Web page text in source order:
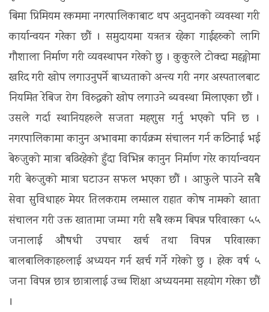
बिमा प्रिमियम रकममा नगरपालिकाबाट थप अनुदानको व्यवस्था गरी
कार्यान्वयन गरेका छौं । समुदायमा यत्रतत्र रहेका गाईहरुको लागि
गौशाला निर्माण गरी व्यवस्थापन गरेको छु । कुकुरले टोक्दा महङ्गोमा
खरिद गरी खोप लगाउनुपर्ने बाध्यताको अन्त्य गरी नगर अस्पतालबाट
नियमित रेबिज रोग विरुद्वको खोप लगाउने ब्यवस्था मिलाएका छौं ।
उसले गर्दा स्थानियहरुले सजता महशुस गर्नु भएको पनि छ ।
नगरपालिकामा कानुन अभावमा कार्यक्रम संचालन गर्न कठिनाई भई
बेरुजुको मात्रा बढिरहेको हुँदा विभिन्न कानुन निर्माण गरेर कार्यान्वयन
गरी बेरुजुको मात्रा घटाउन सफल भएका छौं । आफुले पाउने सबै
सेवा सुविधाहरु मेयर तिलकराम लम्साल राहात कोष नामको खाता
संचालन गरी उक्त खातामा जम्मा गरी सबै रकम बिपन्न परिवारका ५५
जनालाई औषधी उपचार खर्च तथा विपन्न परिवारका
बालबालिकाहरुलाई अध्ययन गर्न खर्च गर्ने गरेको छु । हरेक वर्ष ५
जना विपन्न छात्र छात्रालाई उच्च शिक्षा अध्ययनमा सहयोग गरेका छौं
।